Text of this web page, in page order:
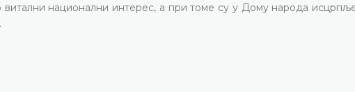
национални интерес, а при томе су у Дому народа